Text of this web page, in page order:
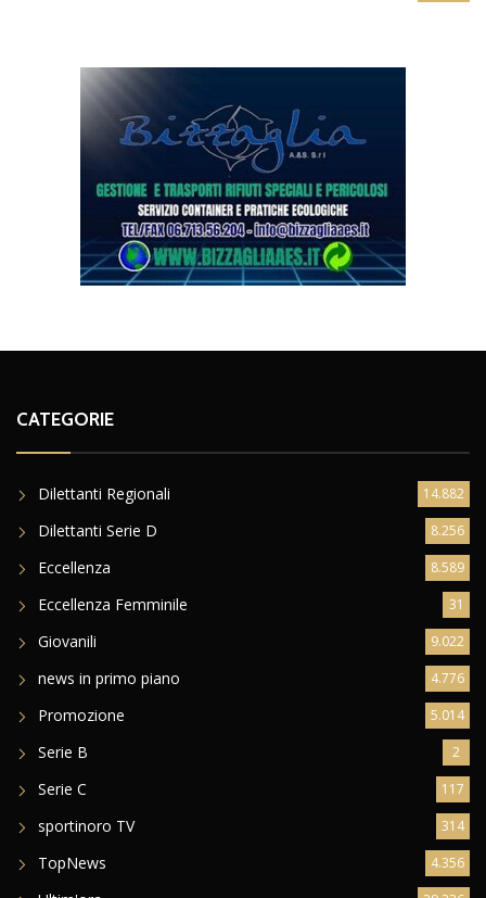
CATEGORIE
Dilettanti Regionali 14.882
Dilettanti Serie D 8.256
Eccellenza 8.589
Eccellenza Femminile 31
Giovanili 9.022
news in primo piano 4.776
Promozione 5.014
Serie B 2
Serie C 117
sportinoro TV 314
TopNews 4.356